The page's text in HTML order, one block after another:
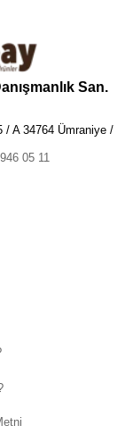
San.
/ A 34764 Ümraniye /
05 11